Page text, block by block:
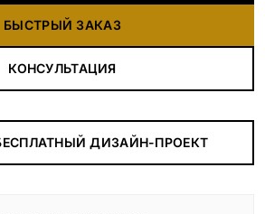
БЫСТРЫЙ ЗАКАЗ
КОНСУЛЬТАЦИЯ
ДИЗАЙН-ПРОЕКТ